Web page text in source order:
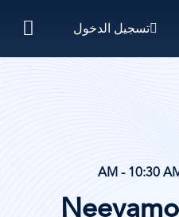
تسجيل الدخول